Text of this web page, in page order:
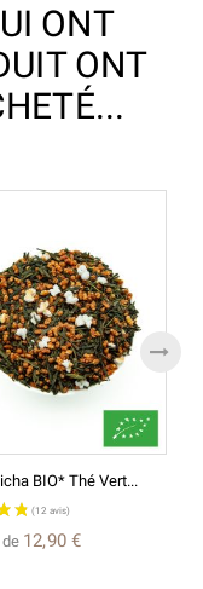
ONT
ONT
BIO* Thé Vert...
12,90 €